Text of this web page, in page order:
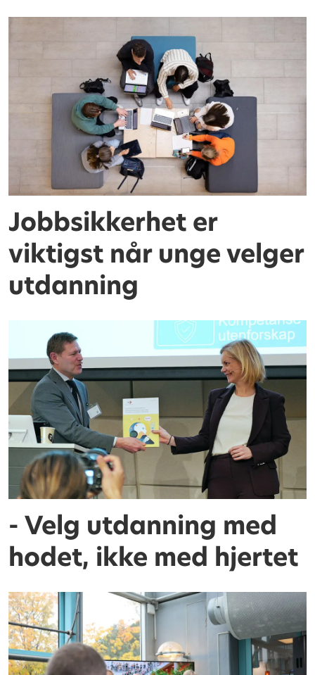
Jobbsikkerhet er
viktigst når unge velger
utdanning
- Velg utdanning med
hodet, ikke med hjertet